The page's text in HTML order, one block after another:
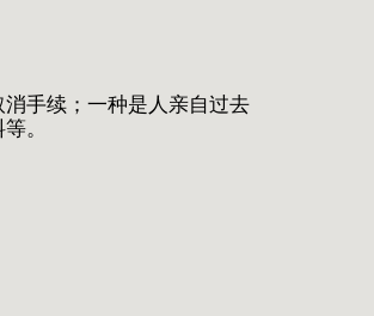
手续；一种是人亲自过去
。